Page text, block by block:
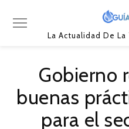
La Actualidad De
Gobierno
buenas
para el